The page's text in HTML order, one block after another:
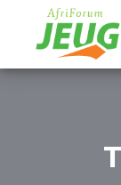
content